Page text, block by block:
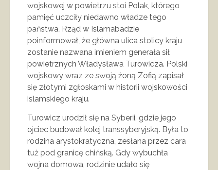
wojskowej w powietrzu stoi Polak, którego
pamięć uczciły niedawno władze tego
państwa. Rząd w Islamabadzie
poinformował, że główna ulica stolicy kraju
zostanie nazwana imieniem generała sił
powietrznych Władysława Turowicza. Polski
wojskowy wraz ze swoją żoną Zofią zapisał
się złotymi zgłoskami w historii wojskowości
islamskiego kraju.
Turowicz urodził się na Syberii, gdzie jego
ojciec budował kolej transsyberyjską. Była to
rodzina arystokratyczna, zesłana przez cara
tuż pod granicę chińską. Gdy wybuchła
wojna domowa, rodzinie udało się